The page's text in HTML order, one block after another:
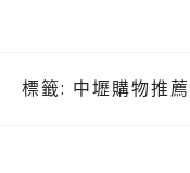
標籤: 中壢購物推薦